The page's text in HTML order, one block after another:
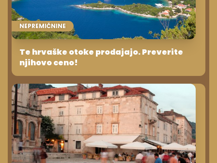
NEPREMIČNINE
Te hrvaške otoke prodajajo. Preverite
njihovo ceno!